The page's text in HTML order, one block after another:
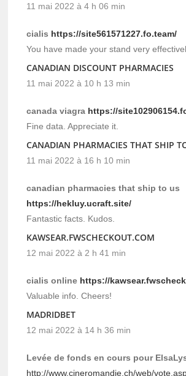
11 mai 2022 à 4 h 06 min
cialis https://site561571227.fo.team/
You have made your stand very
CANADIAN DISCOUNT PHARMACIES
11 mai 2022 à 10 h 13 min
canada viagra https://
Fine data. Appreciate it.
CANADIAN PHARMACIES THAT SHIP
11 mai 2022 à 16 h 10 min
canadian pharmacies that ship to us
https://hekluy.ucraft.site/
Fantastic facts. Kudos.
KAWSEAR.FWSCHECKOUT.COM
12 mai 2022 à 2 h 41 min
cialis online https://
Valuable info. Cheers!
MADRIDBET
12 mai 2022 à 14 h 36 min
Levée de fonds en cours pour
http://www.cineromandie.ch/web/